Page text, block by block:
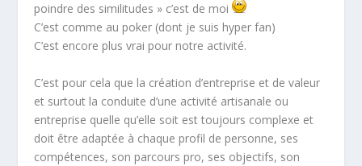
poindre des similitudes » c’est de moi
C’est comme au poker (dont je suis hyper fan)
C’est encore plus vrai pour notre activité.
C’est pour cela que la création d’entreprise et de valeur
et surtout la conduite d’une activité artisanale ou
entreprise quelle qu’elle soit est toujours complexe et
doit être adaptée à chaque profil de personne, ses
compétences, son parcours pro, ses objectifs, son